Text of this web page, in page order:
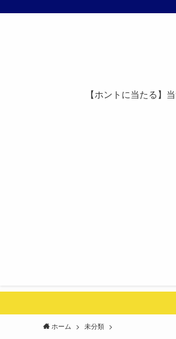
【ホントに当たる】
ホーム 未分類